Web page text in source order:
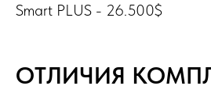
Smart PLUS - 26.500$
ФОТО САЛОНА BUICK
ОТЛИЧИЯ